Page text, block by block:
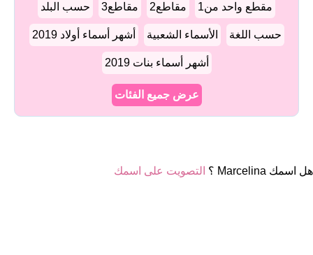
مقطع واحد من1 مقاطع2 مقاطع3 حسب البلد
حسب اللغة الأسماء الشعبية أشهر أسماء أولاد 2019
أشهر أسماء بنات 2019
عرض جميع الفئات
هل اسمك Marcelina ؟ التصويت على اسمك